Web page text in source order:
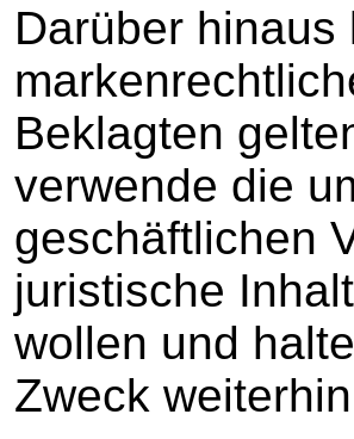
Darüber
Beklagten
verwende die
geschäftlichen
juristische
wollen und
Zweck